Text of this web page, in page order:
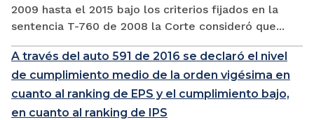
2009 hasta el 2015 bajo los criterios fijados en la
sentencia T-760 de 2008 la Corte consideró que...
A través del auto 591 de 2016 se declaró el nivel
de cumplimiento medio de la orden vigésima en
cuanto al ranking de EPS y el cumplimiento bajo,
en cuanto al ranking de IPS